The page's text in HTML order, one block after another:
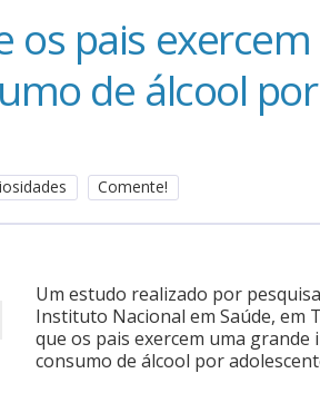
os pais exercem
de álcool por
Comente!
Um estudo realizado por
Instituto Nacional em Saúde, em
que os pais exercem uma grande
consumo de álcool por